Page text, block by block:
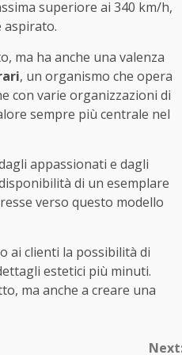
superiore ai 340 km/h,
aspirato.
ma ha anche una valenza
, un organismo che opera
con varie organizzazioni di
sempre più centrale nel
appassionati e dagli
di un esemplare
verso questo modello
ai clienti la possibilità di
estetici più minuti.
ma anche a creare una